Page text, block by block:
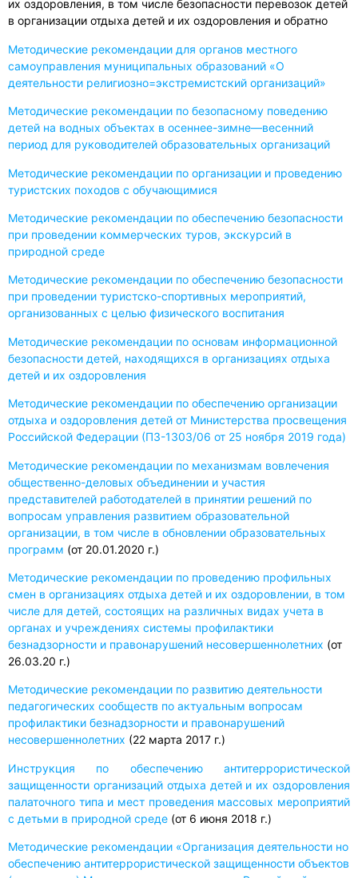
их оздоровления, в том числе безопасности перевозок детей
в организации отдыха детей и их оздоровления и обратно
Методические рекомендации для органов местного
самоуправления муниципальных образований «О
деятельности религиозно=экстремистский организаций»
Методические рекомендации по безопасному поведению
детей на водных объектах в осеннее-зимне—весенний
период для руководителей образовательных организаций
Методические рекомендации по организации и проведению
туристских походов с обучающимися
Методические рекомендации по обеспечению безопасности
при проведении коммерческих туров, экскурсий в
природной среде
Методические рекомендации по обеспечению безопасности
при проведении туристско-спортивных мероприятий,
организованных с целью физического воспитания
Методические рекомендации по основам информационной
безопасности детей, находящихся в организациях отдыха
детей и их оздоровления
Методические рекомендации по обеспечению организации
отдыха и оздоровления детей от Министерства просвещения
Российской Федерации (ПЗ-1303/06 от 25 ноября 2019 года)
Методические рекомендации по механизмам вовлечения
общественно-деловых объединении и участия
представителей работодателей в принятии решений по
вопросам управления развитием образовательной
организации, в том числе в обновлении образовательных
программ (от 20.01.2020 г.)
Методические рекомендации по проведению профильных
смен в организациях отдыха детей и их оздоровлении, в том
числе для детей, состоящих на различных видах учета в
органах и учреждениях системы профилактики
безнадзорности и правонарушений несовершеннолетних (от
26.03.20 г.)
Методические рекомендации по развитию деятельности
педагогических сообществ по актуальным вопросам
профилактики безнадзорности и правонарушений
несовершеннолетних (22 марта 2017 г.)
Инструкция по обеспечению антитеррористической
защищенности организаций отдыха детей и их оздоровления
палаточного типа и мест проведения массовых мероприятий
с детьми в природной среде (от 6 июня 2018 г.)
Методические рекомендации «Организация деятельности но
обеспечению антитеррористической защищенности объектов